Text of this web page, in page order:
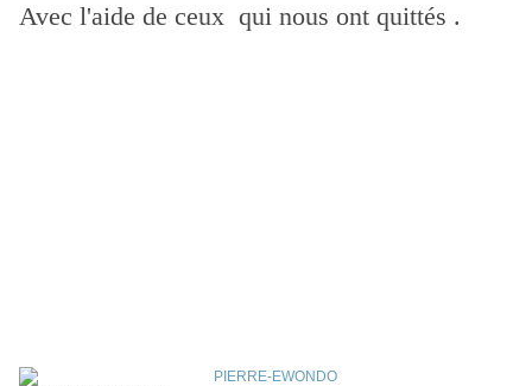
Avec l'aide de ceux qui nous ont quittés .